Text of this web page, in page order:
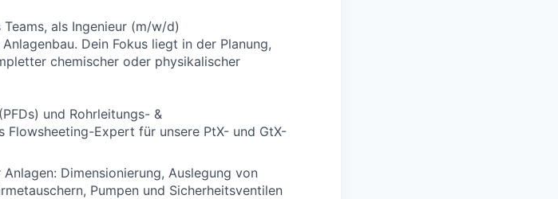
als Ingenieur (m/w/d)
Dein Fokus liegt in der Planung,
chemischer oder physikalischer
und Rohrleitungs- &
Flowsheeting-Expert für unsere PtX- und GtX-
Dimensionierung, Auslegung von
Pumpen und Sicherheitsventilen